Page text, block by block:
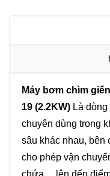
lượng
Máy bơm chìm
19 (2.2KW) Là
chuyên dùng trong
sâu khác nhau, bên
cho phép vận